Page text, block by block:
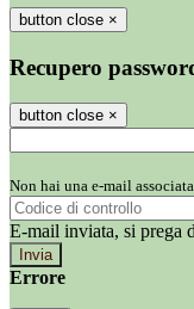
button close ×
Recupero
button close ×
Non hai una e-mail
E-mail inviata, si prega
Errore